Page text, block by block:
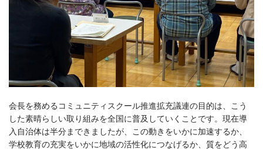
会長を務めるコミュニティスクール推進拡充議連の目的は、こう
した素晴らしい取り組みを全国に普及していくことです。現在導
入自治体は半分まできましたが、この動きをいかに加速するか、
学校教育の充実をいかに地域の活性化につなげるか、質をどう高